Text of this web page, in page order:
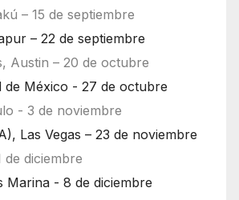
– 15 de septiembre
– 22 de septiembre
Austin – 20 de octubre
de México - 27 de octubre
- 3 de noviembre
Las Vegas – 23 de noviembre
de diciembre
Marina - 8 de diciembre